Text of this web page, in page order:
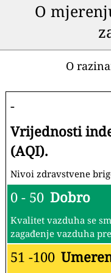
O
O
-
Vrijednosti
(AQI).
Nivoi zdravstvene
0 - 50 Dobro
Kvalitet vazduha se
zagađenje vazduha
51 -100